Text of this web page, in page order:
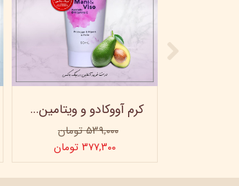
کرم آووکادو و ویتامینE ویتابلا - تیوپی 60 میلی‌لیتر
۵۳۹,۰۰۰ تومان
۳۷۷,۳۰۰ تومان